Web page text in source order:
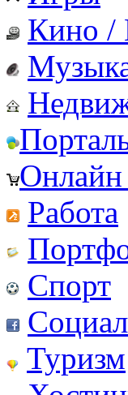
Кино /
Онлайн
Работа
Спорт
Туризм